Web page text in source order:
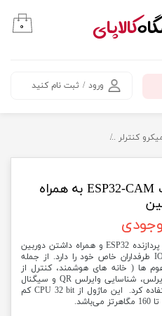
کالاپای
ورود / ثبت نام کنید
۰
کنترلر
ماژول وای فای و بلوتوث ESP32-CAM به همراه
برد ESP32 – CAM به دلیل برخورداری از پردازنده ESP32 و همراه داشتن دوربین
مخصوص در پروژه های اینترنت اشیا IOT طرفداران خاص خود را دارد. از جمله
ها ( خانه های هوشمند، کنترل از
طریق وایرلس در صنعت، مانیتورینگ وایرلس، شناسایی وایرلس QR و سیگنال
های موقعیت یابی بر اساس وایرلس استفاده کرد. این ماژول از CPU 32 bit کم